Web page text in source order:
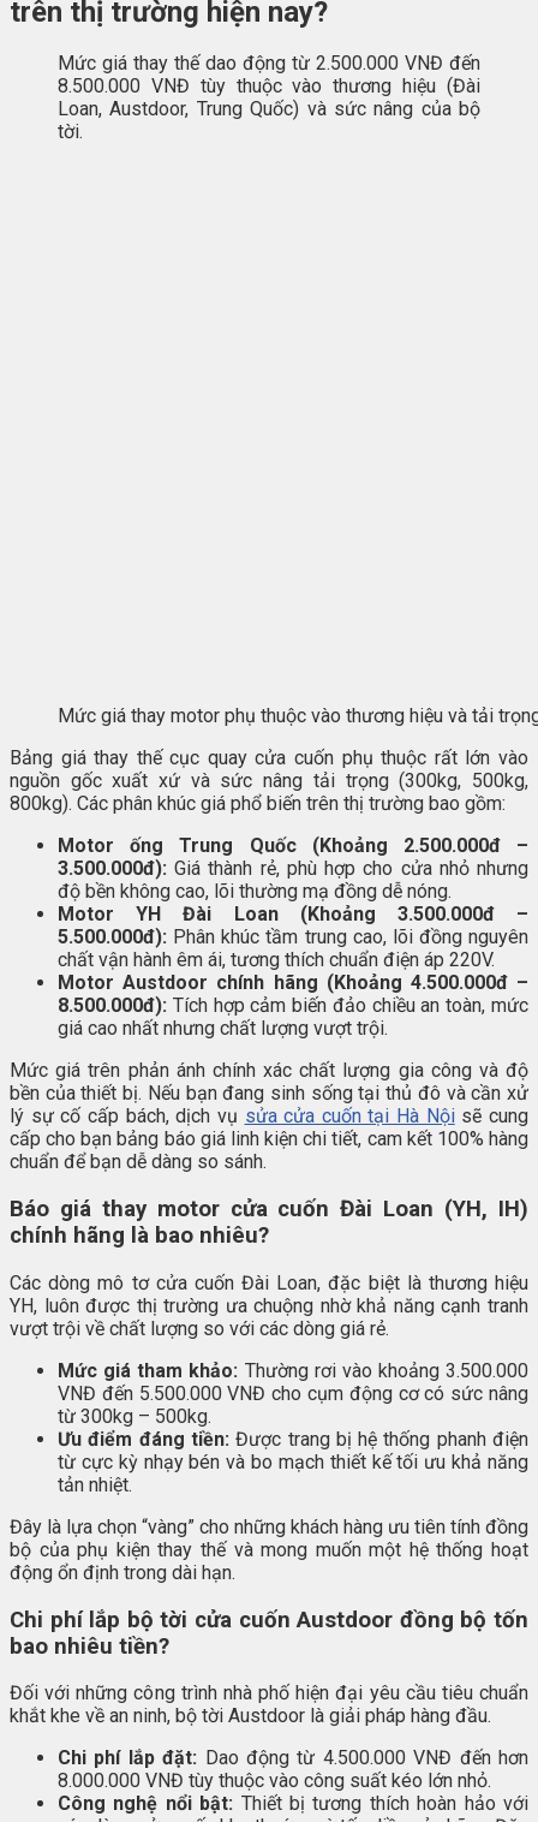
trên thị trường hiện nay?
Mức giá thay thế dao động từ 2.500.000 VNĐ đến
8.500.000 VNĐ tùy thuộc vào thương hiệu (Đài
Loan, Austdoor, Trung Quốc) và sức nâng của bộ
tời.
Mức giá thay motor phụ thuộc vào thương hiệu và tải
Bảng giá thay thế cục quay cửa cuốn phụ thuộc rất lớn vào
nguồn gốc xuất xứ và sức nâng tải trọng (300kg, 500kg,
800kg). Các phân khúc giá phổ biến trên thị trường bao gồm:
Motor ống Trung Quốc (Khoảng 2.500.000đ –
3.500.000đ): Giá thành rẻ, phù hợp cho cửa nhỏ nhưng
độ bền không cao, lõi thường mạ đồng dễ nóng.
Motor YH Đài Loan (Khoảng 3.500.000đ –
5.500.000đ): Phân khúc tầm trung cao, lõi đồng nguyên
chất vận hành êm ái, tương thích chuẩn điện áp 220V.
Motor Austdoor chính hãng (Khoảng 4.500.000đ –
8.500.000đ): Tích hợp cảm biến đảo chiều an toàn, mức
giá cao nhất nhưng chất lượng vượt trội.
Mức giá trên phản ánh chính xác chất lượng gia công và độ
bền của thiết bị. Nếu bạn đang sinh sống tại thủ đô và cần xử
lý sự cố cấp bách, dịch vụ sửa cửa cuốn tại Hà Nộisẽ cung
cấp cho bạn bảng báo giá linh kiện chi tiết, cam kết 100% hàng
chuẩn để bạn dễ dàng so sánh.
Báo giá thay motor cửa cuốn Đài Loan (YH, IH)
chính hãng là bao nhiêu?
Các dòng mô tơ cửa cuốn Đài Loan, đặc biệt là thương hiệu
YH, luôn được thị trường ưa chuộng nhờ khả năng cạnh tranh
vượt trội về chất lượng so với các dòng giá rẻ.
Mức giá tham khảo: Thường rơi vào khoảng 3.500.000
VNĐ đến 5.500.000 VNĐ cho cụm động cơ có sức nâng
từ 300kg – 500kg.
Ưu điểm đáng tiền: Được trang bị hệ thống phanh điện
từ cực kỳ nhạy bén và bo mạch thiết kế tối ưu khả năng
tản nhiệt.
Đây là lựa chọn “vàng” cho những khách hàng ưu tiên tính đồng
bộ của phụ kiện thay thế và mong muốn một hệ thống hoạt
động ổn định trong dài hạn.
Chi phí lắp bộ tời cửa cuốn Austdoor đồng bộ tốn
bao nhiêu tiền?
Đối với những công trình nhà phố hiện đại yêu cầu tiêu chuẩn
khắt khe về an ninh, bộ tời Austdoor là giải pháp hàng đầu.
Chi phí lắp đặt: Dao động từ 4.500.000 VNĐ đến hơn
8.000.000 VNĐ tùy thuộc vào công suất kéo lớn nhỏ.
Công nghệ nổi bật: Thiết bị tương thích hoàn hảo với